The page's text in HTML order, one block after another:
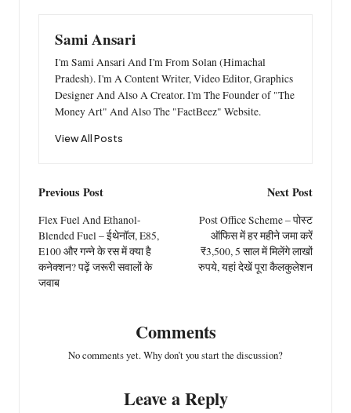
Sami Ansari
I'm Sami Ansari And I'm From Solan (Himachal
Pradesh). I'm A Content Writer, Video Editor, Graphics
Designer And Also A Creator. I'm The Founder of "The
Money Art" And Also The "FactBeez" Website.
View All Posts
Post
navigation
Previous Post
Flex Fuel And Ethanol-
Blended Fuel – ईथेनॉल, E85,
E100 और गन्ने के रस में क्या है
कनेक्शन? पढ़ें जरूरी सवालों के
जवाब
Next Post
Post Office Scheme – पोस्ट
ऑफिस में हर महीने जमा करें
₹3,500, 5 साल में मिलेंगे लाखों
रुपये, यहां देखें पूरा कैलकुलेशन
Comments
No comments yet. Why don’t you start the discussion?
Leave a Reply